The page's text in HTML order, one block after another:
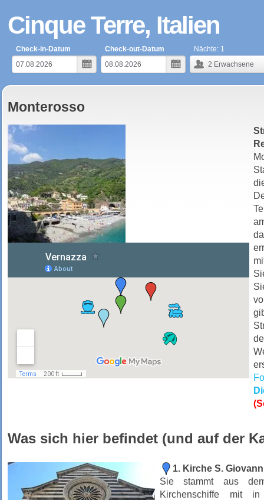
Cinque Terre, Italien
Check-in-Datum
Check-out-Datum
2 Erwachsene
Nächte: 1
Monterosso
Was sich hier befindet (und auf der
1. Kirche S.
Sie stammt aus
Kirchenschiffe mit